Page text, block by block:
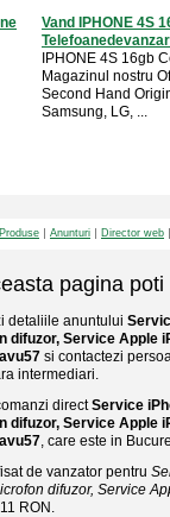
Vand IPHONE 4S
IPHONE 4S 16gb
Magazinul nostru
Second Hand
Samsung, LG, ...
Produse Anunturi Director web
pagina poti
detaliile anuntului
difuzor, Service Apple
si contactezi
intermediari.
directService
difuzor, Service Apple
, care este in
de vanzator pentru
difuzor, Service
RON.